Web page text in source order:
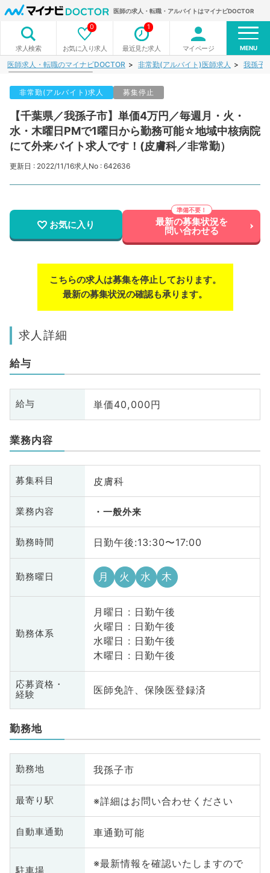
医師の求人・転職・アルバイトはマイナビDOCTOR
求人検索 お気に入り求人
0
最近見た求人
1
マイページ MENU
医師求人・転職のマイナビDOCTOR 非常勤(アルバイト)医師求人 我孫子
非常勤(アルバイト)求人 募集停止
【千葉県／我孫子市】単価4万円／毎週月・火・
水・木曜日PMで1曜日から勤務可能☆地域中核病院
にて外来バイト求人です！(皮膚科／非常勤）
更新日 : 2022/11/16求人No : 642636
お気に入り 最新の募集状況を
問い合わせる
こちらの求人は募集を停止しております。
最新の募集状況の確認も承ります。
求人詳細
給与
給与 単価40,000円
業務内容
募集科目 皮膚科
業務内容 一般外来
勤務時間 日勤午後:13:30〜17:00
勤務曜日 月 火 水 木
勤務体系
月曜日 : 日勤午後
火曜日 : 日勤午後
水曜日 : 日勤午後
木曜日 : 日勤午後
応募資格・
経験
医師免許、保険医登録済
勤務地
勤務地 我孫子市
最寄り駅 ※詳細はお問い合わせください
自動車通勤 車通勤可能
駐車場
※最新情報を確認いたしますので